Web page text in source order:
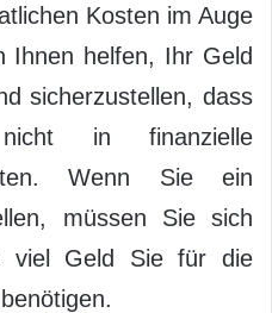
Kosten im Auge
Ihnen helfen, Ihr Geld
sicherzustellen, dass
in finanzielle
Wenn Sie ein
müssen Sie sich
viel Geld Sie für die